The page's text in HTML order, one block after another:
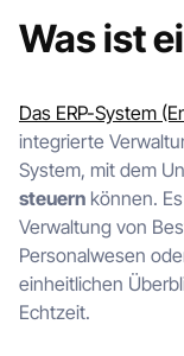
Was ist
Das ERP-System
integrierte
System, mit dem
steuern können.
Verwaltung von
Personalwesen
einheitlichen
Echtzeit.